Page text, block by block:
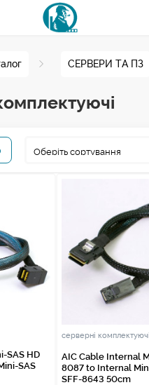
СЕРВЕРИ ТА ПЗ
SAS HD
SAS
серверні комплектуючі
AIC Cable Internal
8087 to Internal
SFF-8643 50cm